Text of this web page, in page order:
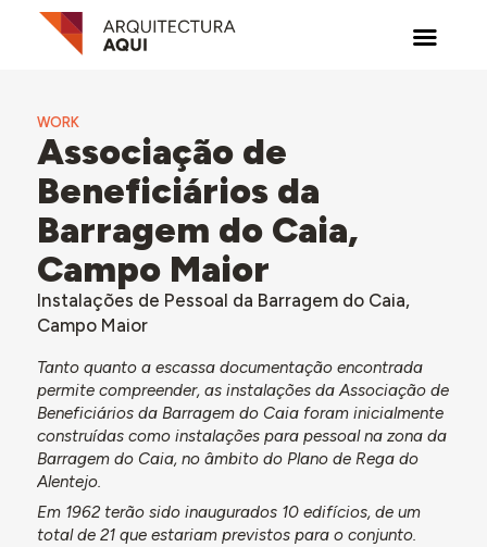
WORK
Associação de
Beneficiários da
Barragem do Caia,
Campo Maior
Instalações de Pessoal da Barragem do Caia,
Campo Maior
Tanto quanto a escassa documentação encontrada
permite compreender, as instalações da Associação de
Beneficiários da Barragem do Caia foram inicialmente
construídas como instalações para pessoal na zona da
Barragem do Caia, no âmbito do Plano de Rega do
Alentejo.
Em 1962 terão sido inaugurados 10 edifícios, de um
total de 21 que estariam previstos para o conjunto.